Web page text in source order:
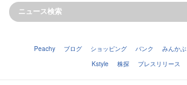
Peachy ブログ ショッピング バンク みんかぶ
Kstyle
株探 プレスリリース